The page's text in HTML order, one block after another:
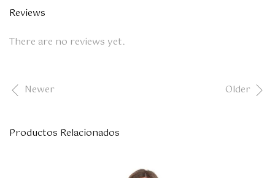
Reviews
There are no reviews yet.
Older
Newer
Productos Relacionados